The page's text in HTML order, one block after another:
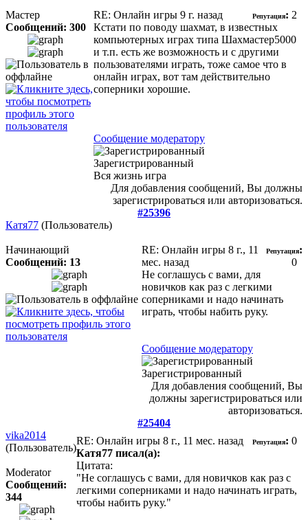
Мастер
Сообщений: 300
RE: Онлайн игры 9 г. назад Репутация: 2
Кстати по поводу шахмат, в известных
компьютерных играх типа Шахмастер5000
и т.п. есть же возможность и с другими
пользователями играть, тоже самое что в
онлайн играх, вот там действительно
соперники хорошие.
Сообщение модератору
Зарегистрированный
Вся жизнь игра
Для добавления сообщений, Вы должны
зарегистрироваться или авторизоваться.
#25396
Катя77 (Пользователь)
Начинающий
Сообщений: 13
RE: Онлайн игры 8 г., 11
мес. назад
Репутация:
0
Не соглашусь с вами, для
новичков как раз с легкими
соперниками и надо начинать
играть, чтобы набить руку.
Сообщение модератору
Зарегистрированный
Для добавления сообщений, Вы
должны зарегистрироваться или
авторизоваться.
#25404
vika2014
(Пользователь)
Moderator
Сообщений:
344
RE: Онлайн игры 8 г., 11 мес. назад Репутация: 0
Катя77 писал(а):
Цитата:
"Не соглашусь с вами, для новичков как раз с
легкими соперниками и надо начинать играть,
чтобы набить руку."